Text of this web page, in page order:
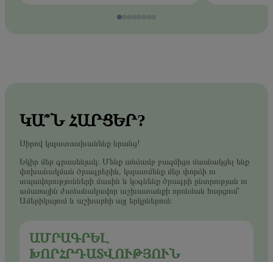
ԿԱ՞Ն ՀԱՐՑԵՐ?
Սիրով կպատասխանենք նրանց!
Եկիր մեր գրասենյակ։ Մենք անձամբ բազմիցս մասնակցել ենք
փոխանակման ծրագրերին, կպատմենք մեր փորձի ու
տպավորությունների մասին և կօգնենք ծրագրի ընտրության ու
ամառային ժամանակավոր աշխատանքի որոնման հարցում՝
Ամերիկայում և աշխարհի այլ երկրներում։
ԱՄՐԱԳՐԵԼ
ԽՈՐՀՐԴԱՏՎՈՒԹՅՈՒՆ